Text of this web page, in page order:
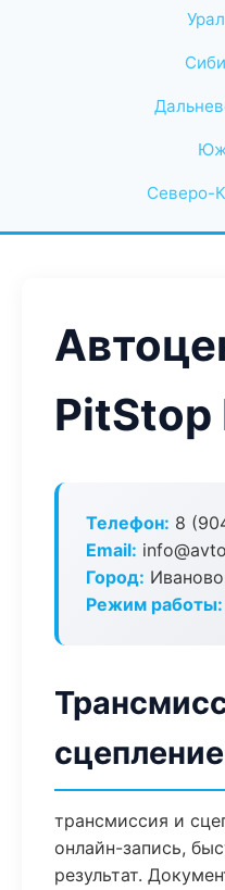
Северо-
PitStop
Телефон: 8
Email:
Город: Иваново
Режим работы:
трансмиссия и
онлайн-запись,
результат.